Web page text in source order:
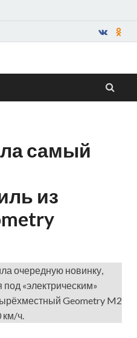
—
самый
из
очередную новинку,
под «электрическим»
Geometry M2
км/ч.